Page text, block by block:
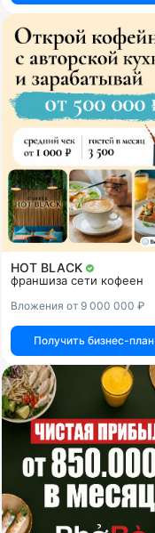
HOT BLACK
франшиза сети кофеен
Вложения от 9 000 000 ₽
Получить бизнес-план